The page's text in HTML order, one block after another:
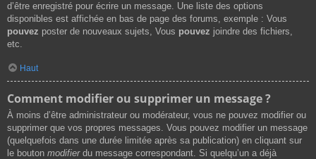
d’être enregistré pour écrire un message. Une liste des options
disponibles est affichée en bas de page des forums, exemple : Vous
pouvez poster de nouveaux sujets, Vous pouvez joindre des fichiers,
etc.
Haut
Comment modifier ou supprimer un message ?
À moins d’être administrateur ou modérateur, vous ne pouvez modifier ou
supprimer que vos propres messages. Vous pouvez modifier un message
(quelquefois dans une durée limitée après sa publication) en cliquant sur
le bouton modifierdu message correspondant. Si quelqu’un a déjà